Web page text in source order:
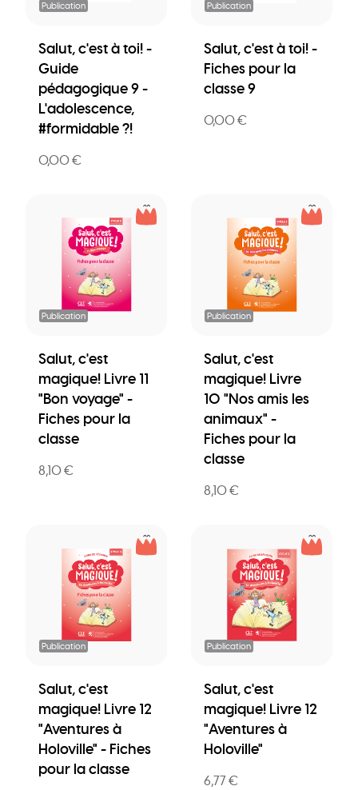
Publication
Salut, c'est à toi! -
Guide
pédagogique 9 -
L'adolescence,
#formidable ?!
0,00 €
Publication
Salut, c'est à toi! -
Fiches pour la
classe 9
0,00 €
Publication
Salut, c'est
magique! Livre 11
"Bon voyage" -
Fiches pour la
classe
8,10 €
Publication
Salut, c'est
magique! Livre
10 "Nos amis les
animaux" -
Fiches pour la
classe
8,10 €
Publication
Salut, c'est
magique! Livre 12
"Aventures à
Holoville" - Fiches
pour la classe
Publication
Salut, c'est
magique! Livre 12
"Aventures à
Holoville"
6,77 €